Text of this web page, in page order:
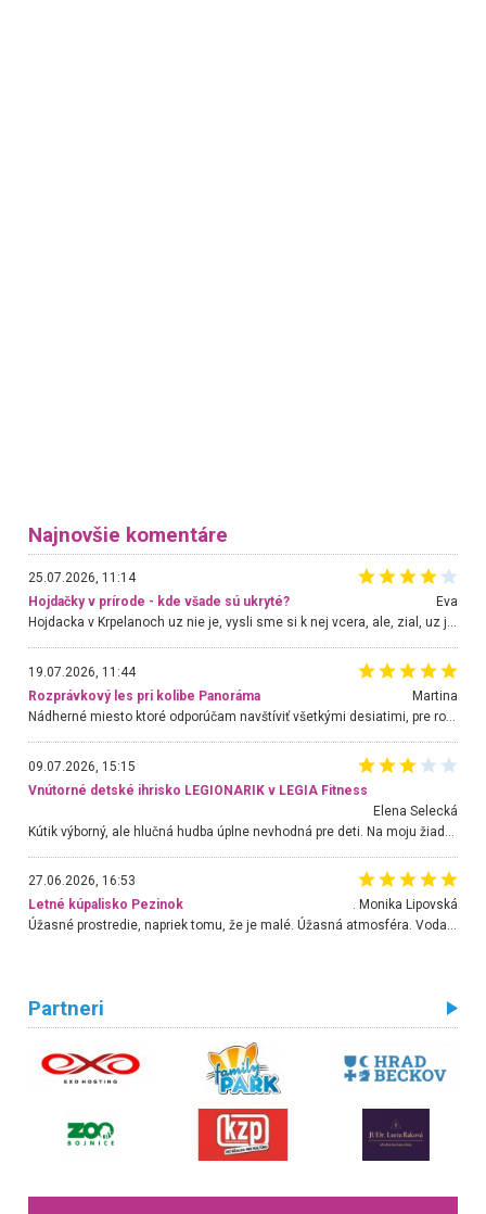
Najnovšie komentáre
25.07.2026, 11:14
Hojdačky v prírode - kde všade sú ukryté?
Eva
Hojdacka v Krpelanoch uz nie je, vysli sme si k nej vcera, ale, zial, uz je znicena. Ak sem planujete cestu len kvoli hojdacke, mozete si ju usetrit. Krasny vyhlad je tu vsak aj bez hojdacky :-)
19.07.2026, 11:44
Rozprávkový les pri kolibe Panoráma
Martina
Nádherné miesto ktoré odporúčam navštíviť všetkými desiatimi, pre rodiny s deťmi, dôchodcom... Proste a jednoducho ozaj rozprávkový les.. určite ešte prídeme. Odniesli sme si na pamiatku krásne tričká,
09.07.2026, 15:15
Vnútorné detské ihrisko LEGIONARIK v LEGIA Fitness
Elena Selecká
27.06.2026, 16:53
Letné kúpalisko Pezinok
. Monika Lipovská
Úžasné prostredie, napriek tomu, že je malé. Úžasná atmosféra. Voda fantastická a nádherná. Ľudí je pomerne veľa, ale su mili a ohľaduplní. Je veľmi zaujímavé sledovať, ako dokážu spolu športovať cudzí ľudia a bez ohľadu na vek. Vládne tu pohoda. Vnuka neviem dostať z vody. Ďakujem za krásny deň . Urcite sa sem vrátim. Jediný problém je s parkovaním, ale aj ten sa mi podarilo vyriešiť. Monika Bratislava
Partneri